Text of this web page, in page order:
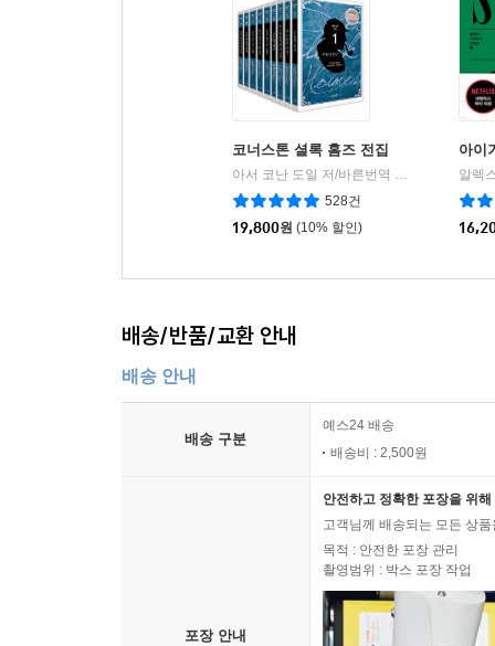
코너스톤 셜록 홈즈 전집
아서 코난 도일 저/바른번역 역
코너스톤(도
528건
19,800원 (10% 할인)
아이
알렉
배송/반품/교환 안내
배송 안내
배송 구분
예스24 배송
배송비 : 2,500원
포장 안내
안전하고 정확한 포장을 위
고객님께 배송되는 모든 상
목적 : 안전한 포장 관리
촬영범위 : 박스 포장 작업